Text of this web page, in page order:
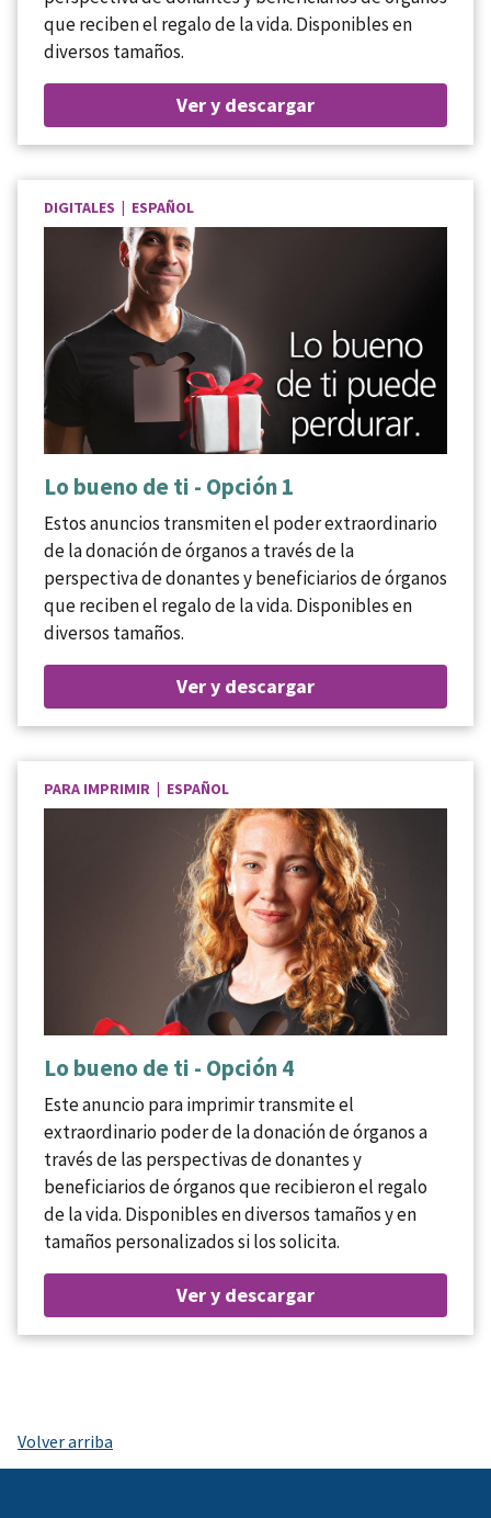
que reciben el regalo de la vida. Disponibles en
diversos tamaños.
Ver y descargar
DIGITALES | ESPAÑOL
Lo bueno de ti - Opción 1
Estos anuncios transmiten el poder extraordinario
de la donación de órganos a través de la
perspectiva de donantes y beneficiarios de órganos
que reciben el regalo de la vida. Disponibles en
diversos tamaños.
Ver y descargar
PARA IMPRIMIR | ESPAÑOL
Lo bueno de ti - Opción 4
Este anuncio para imprimir transmite el
extraordinario poder de la donación de órganos a
través de las perspectivas de donantes y
beneficiarios de órganos que recibieron el regalo
de la vida. Disponibles en diversos tamaños y en
tamaños personalizados si los solicita.
Ver y descargar
Volver arriba